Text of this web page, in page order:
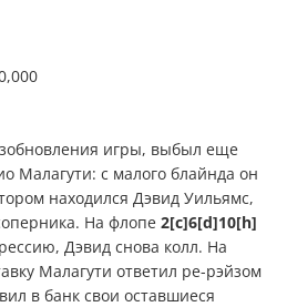
игры, выбыл еще
Малагути: с малого блайнда он
находился Дэвид Уильямс,
На флопе 2[c]6[d]10[h]
Дэвид снова колл. На
Малагути ответил ре-рэйзом
в банк свои оставшиеся